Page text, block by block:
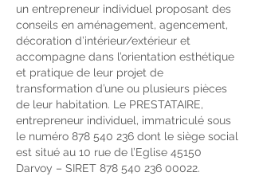
un entrepreneur individuel proposant des
conseils en aménagement, agencement,
décoration d’intérieur/extérieur et
accompagne dans l’orientation esthétique
et pratique de leur projet de
transformation d’une ou plusieurs pièces
de leur habitation. Le PRESTATAIRE,
entrepreneur individuel, immatriculé sous
le numéro 878 540 236 dont le siège social
est situé au 10 rue de l’Eglise 45150
Darvoy – SIRET 878 540 236 00022.